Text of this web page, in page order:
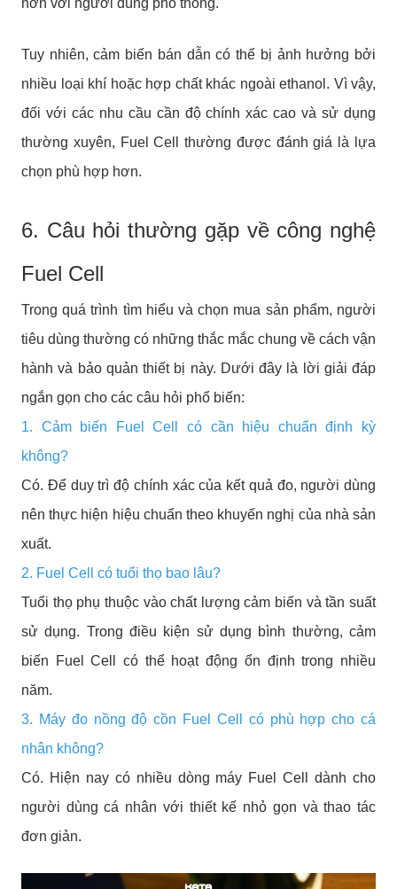
Tuy nhiên, cảm biến bán dẫn có thể bị ảnh hưởng bởi
nhiều loại khí hoặc hợp chất khác ngoài ethanol. Vì vậy,
đối với các nhu cầu cần độ chính xác cao và sử dụng
thường xuyên, Fuel Cell thường được đánh giá là lựa
chọn phù hợp hơn.
6. Câu hỏi thường gặp về công nghệ
Fuel Cell
Trong quá trình tìm hiểu và chọn mua sản phẩm, người
tiêu dùng thường có những thắc mắc chung về cách vận
hành và bảo quản thiết bị này. Dưới đây là lời giải đáp
ngắn gọn cho các câu hỏi phổ biến:
1. Cảm biến Fuel Cell có cần hiệu chuẩn định kỳ
không?
Có. Để duy trì độ chính xác của kết quả đo, người dùng
nên thực hiện hiệu chuẩn theo khuyến nghị của nhà sản
xuất.
2. Fuel Cell có tuổi thọ bao lâu?
Tuổi thọ phụ thuộc vào chất lượng cảm biến và tần suất
sử dụng. Trong điều kiện sử dụng bình thường, cảm
biến Fuel Cell có thể hoạt động ổn định trong nhiều
năm.
3. Máy đo nồng độ cồn Fuel Cell có phù hợp cho cá
nhân không?
Có. Hiện nay có nhiều dòng máy Fuel Cell dành cho
người dùng cá nhân với thiết kế nhỏ gọn và thao tác
đơn giản.